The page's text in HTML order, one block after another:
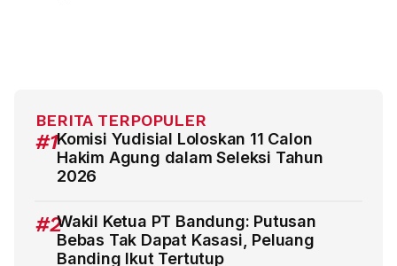
BERITA TERPOPULER
#1Komisi Yudisial Loloskan 11 Calon
Hakim Agung dalam Seleksi Tahun
2026
#2Wakil Ketua PT Bandung: Putusan
Bebas Tak Dapat Kasasi, Peluang
Banding Ikut Tertutup